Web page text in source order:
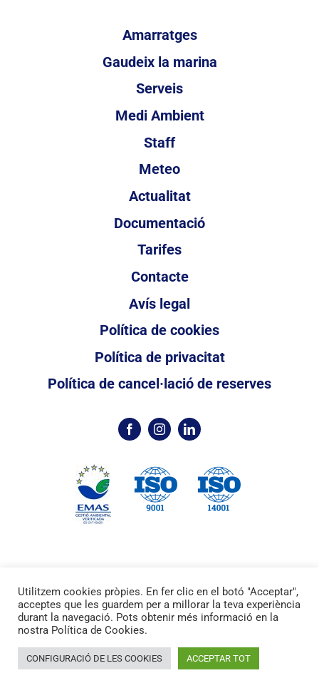
Amarratges
Gaudeix la marina
Serveis
Medi Ambient
Staff
Meteo
Actualitat
Documentació
Tarifes
Contacte
Avís legal
Política de cookies
Política de privacitat
Política de cancel·lació de reserves
©2024 /Marina PalamósPort Esportiu /Disseny
web WordPress: Croma.
Suggeriments
Utilitzem cookies pròpies. En fer clic en el botó "Acceptar",
acceptes que les guardem per a millorar la teva experiència
durant la navegació. Pots obtenir més informació en la
nostra Política de Cookies.
CONFIGURACIÓ DE LES COOKIES ACCEPTAR TOT